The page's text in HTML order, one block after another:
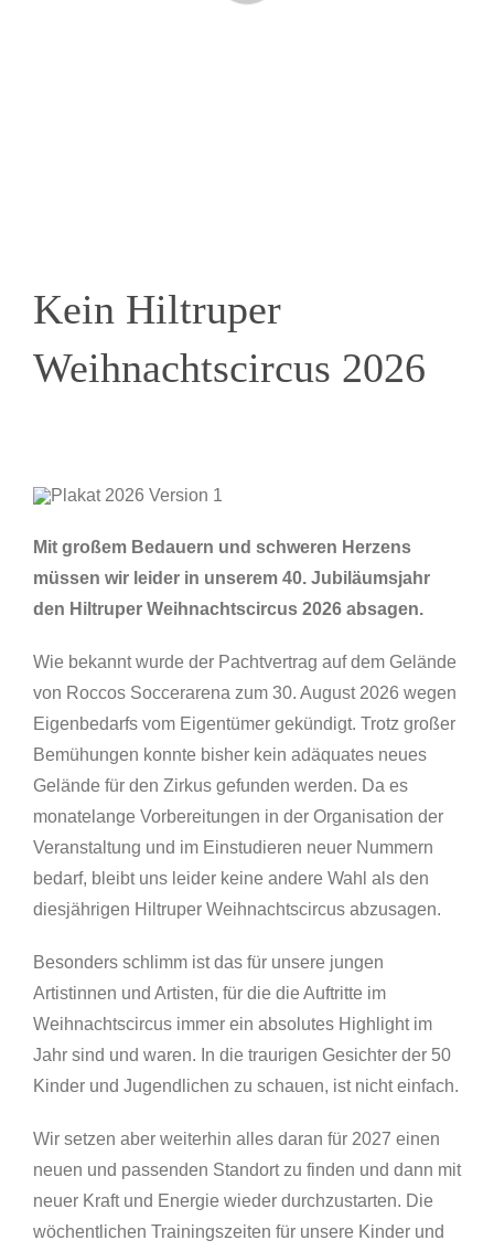
Kein Hiltruper
Weihnachtscircus 2026
Mit großem Bedauern und schweren Herzens
müssen wir leider in unserem 40. Jubiläumsjahr
den Hiltruper Weihnachtscircus 2026 absagen.
Wie bekannt wurde der Pachtvertrag auf dem Gelände
von Roccos Soccerarena zum 30. August 2026 wegen
Eigenbedarfs vom Eigentümer gekündigt. Trotz großer
Bemühungen konnte bisher kein adäquates neues
Gelände für den Zirkus gefunden werden. Da es
monatelange Vorbereitungen in der Organisation der
Veranstaltung und im Einstudieren neuer Nummern
bedarf, bleibt uns leider keine andere Wahl als den
diesjährigen Hiltruper Weihnachtscircus abzusagen.
Besonders schlimm ist das für unsere jungen
Artistinnen und Artisten, für die die Auftritte im
Weihnachtscircus immer ein absolutes Highlight im
Jahr sind und waren. In die traurigen Gesichter der 50
Kinder und Jugendlichen zu schauen, ist nicht einfach.
Wir setzen aber weiterhin alles daran für 2027 einen
neuen und passenden Standort zu finden und dann mit
neuer Kraft und Energie wieder durchzustarten. Die
wöchentlichen Trainingszeiten für unsere Kinder und